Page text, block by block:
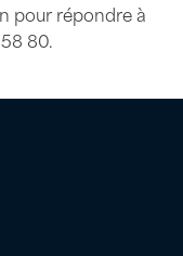
pour répondre à
80.